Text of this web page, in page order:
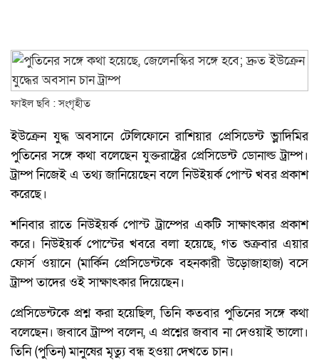
ফাইল ছবি : সংগৃহীত
ইউক্রেন যুদ্ধ অবসানে টেলিফোনে রাশিয়ার প্রেসিডেন্ট ভ্লাদিমির
পুতিনের সঙ্গে কথা বলেছেন যুক্তরাষ্ট্রের প্রেসিডেন্ট ডোনাল্ড ট্রাম্প।
ট্রাম্প নিজেই এ তথ্য জানিয়েছেন বলে নিউইয়র্ক পোস্ট খবর প্রকাশ
করেছে।
শনিবার রাতে নিউইয়র্ক পোস্ট ট্রাম্পের একটি সাক্ষাৎকার প্রকাশ
করে। নিউইয়র্ক পোস্টের খবরে বলা হয়েছে, গত শুক্রবার এয়ার
ফোর্স ওয়ানে (মার্কিন প্রেসিডেন্টকে বহনকারী উড়োজাহাজ) বসে
ট্রাম্প তাদের ওই সাক্ষাৎকার দিয়েছেন।
প্রেসিডেন্টকে প্রশ্ন করা হয়েছিল, তিনি কতবার পুতিনের সঙ্গে কথা
বলেছেন। জবাবে ট্রাম্প বলেন, এ প্রশ্নের জবাব না দেওয়াই ভালো।
তিনি (পুতিন) মানুষের মৃত্যু বন্ধ হওয়া দেখতে চান।